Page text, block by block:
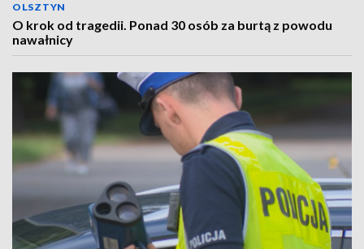
OLSZTYN
O krok od tragedii. Ponad 30 osób za burtą z powodu
nawałnicy